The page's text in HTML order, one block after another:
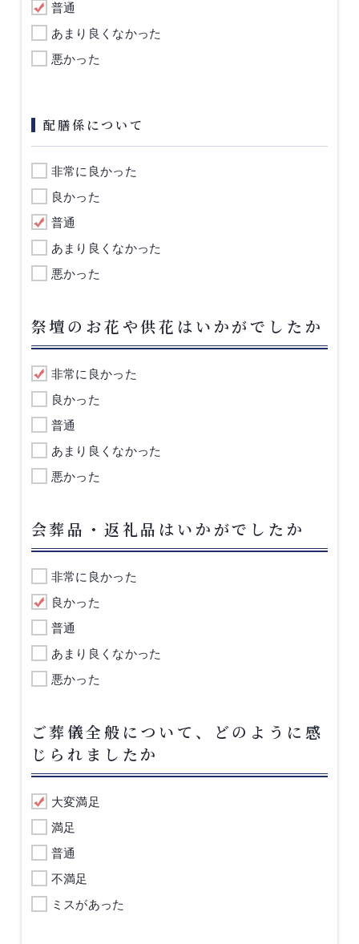
普通
あまり良くなかった
悪かった
配膳係について
非常に良かった
良かった
普通
あまり良くなかった
悪かった
祭壇のお花や供花はいかがでしたか
非常に良かった
良かった
普通
あまり良くなかった
悪かった
会葬品・返礼品はいかがでしたか
非常に良かった
良かった
普通
あまり良くなかった
悪かった
ご葬儀全般について、どのように感
じられましたか
大変満足
満足
普通
不満足
ミスがあった